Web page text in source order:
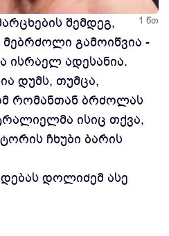
1 წთ
შემდეგ,
გამოიწვია -
ისრაელ ადესანია.
დუმს, თუმცა,
რომანთან ბრძოლას
ისიც თქვა,
ჩხუბი ბარის
დოლიძემ ასე